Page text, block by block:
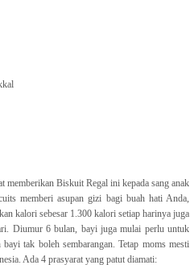
memberikan Biskuit Regal ini kepada sang anak
memberi asupan gizi bagi buah hati Anda,
kalori sebesar 1.300 kalori setiap harinya juga
Diumur 6 bulan, bayi juga mulai perlu untuk
tak boleh sembarangan. Tetap moms mesti
Ada 4 prasyarat yang patut diamati: